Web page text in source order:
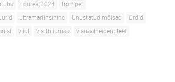
Tourest2024
trompet
ultramariinsinine Unustatud mõisad
ürdid
viiul visithiiumaa
visuaalneidentiteet